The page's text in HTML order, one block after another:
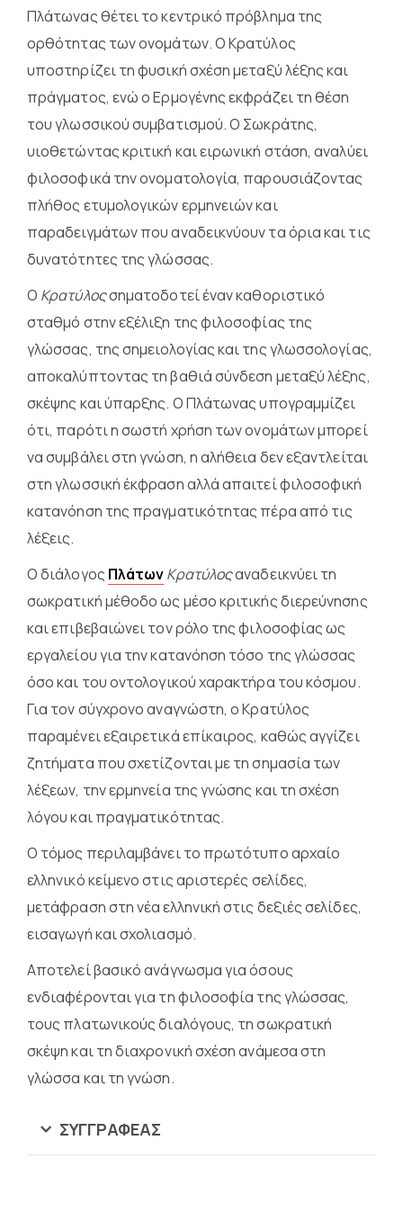
Πλάτωνας θέτει το κεντρικό πρόβλημα της
ορθότητας των ονομάτων. Ο Κρατύλος
υποστηρίζει τη φυσική σχέση μεταξύ λέξης και
πράγματος, ενώ ο Ερμογένης εκφράζει τη θέση
του γλωσσικού συμβατισμού. Ο Σωκράτης,
υιοθετώντας κριτική και ειρωνική στάση, αναλύει
φιλοσοφικά την ονοματολογία, παρουσιάζοντας
πλήθος ετυμολογικών ερμηνειών και
παραδειγμάτων που αναδεικνύουν τα όρια και τις
δυνατότητες της γλώσσας.
Ο Κρατύλοςσηματοδοτεί έναν καθοριστικό
σταθμό στην εξέλιξη τηςφιλοσοφίας της
γλώσσας, της σημειολογίας και της γλωσσολογίας,
αποκαλύπτοντας τη βαθιά σύνδεση μεταξύ λέξης,
σκέψης και ύπαρξης. Ο Πλάτωνας υπογραμμίζει
ότι, παρότι η σωστή χρήση των ονομάτων μπορεί
να συμβάλει στη γνώση, η αλήθεια δεν εξαντλείται
στη γλωσσική έκφραση αλλά απαιτεί φιλοσοφική
κατανόηση της πραγματικότητας πέρα από τις
λέξεις.
Ο διάλογος ΠλάτωνΚρατύλοςαναδεικνύει τη
σωκρατική μέθοδο ως μέσο κριτικής διερεύνησης
και επιβεβαιώνει τον ρόλο της φιλοσοφίας ως
εργαλείου για την κατανόηση τόσο της γλώσσας
όσο και του οντολογικού χαρακτήρα του κόσμου.
Για τον σύγχρονο αναγνώστη, ο Κρατύλος
παραμένει εξαιρετικά επίκαιρος, καθώς αγγίζει
ζητήματα που σχετίζονται με τη σημασία των
λέξεων, την ερμηνεία της γνώσης και τη σχέση
λόγου και πραγματικότητας.
Ο τόμος περιλαμβάνει το πρωτότυπο αρχαίο
ελληνικό κείμενο στις αριστερές σελίδες,
μετάφραση στη νέα ελληνική στις δεξιές σελίδες,
εισαγωγή και σχολιασμό.
Αποτελεί βασικό ανάγνωσμα για όσους
ενδιαφέρονται για τη φιλοσοφία της γλώσσας,
τους πλατωνικούς διαλόγους, τη σωκρατική
σκέψη και τη διαχρονική σχέση ανάμεσα στη
γλώσσα και τη γνώση.
ΣΥΓΓΡΑΦΈΑΣ